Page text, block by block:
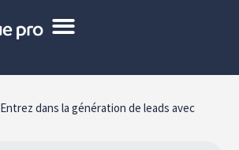
Entrez dans la génération de leads avec